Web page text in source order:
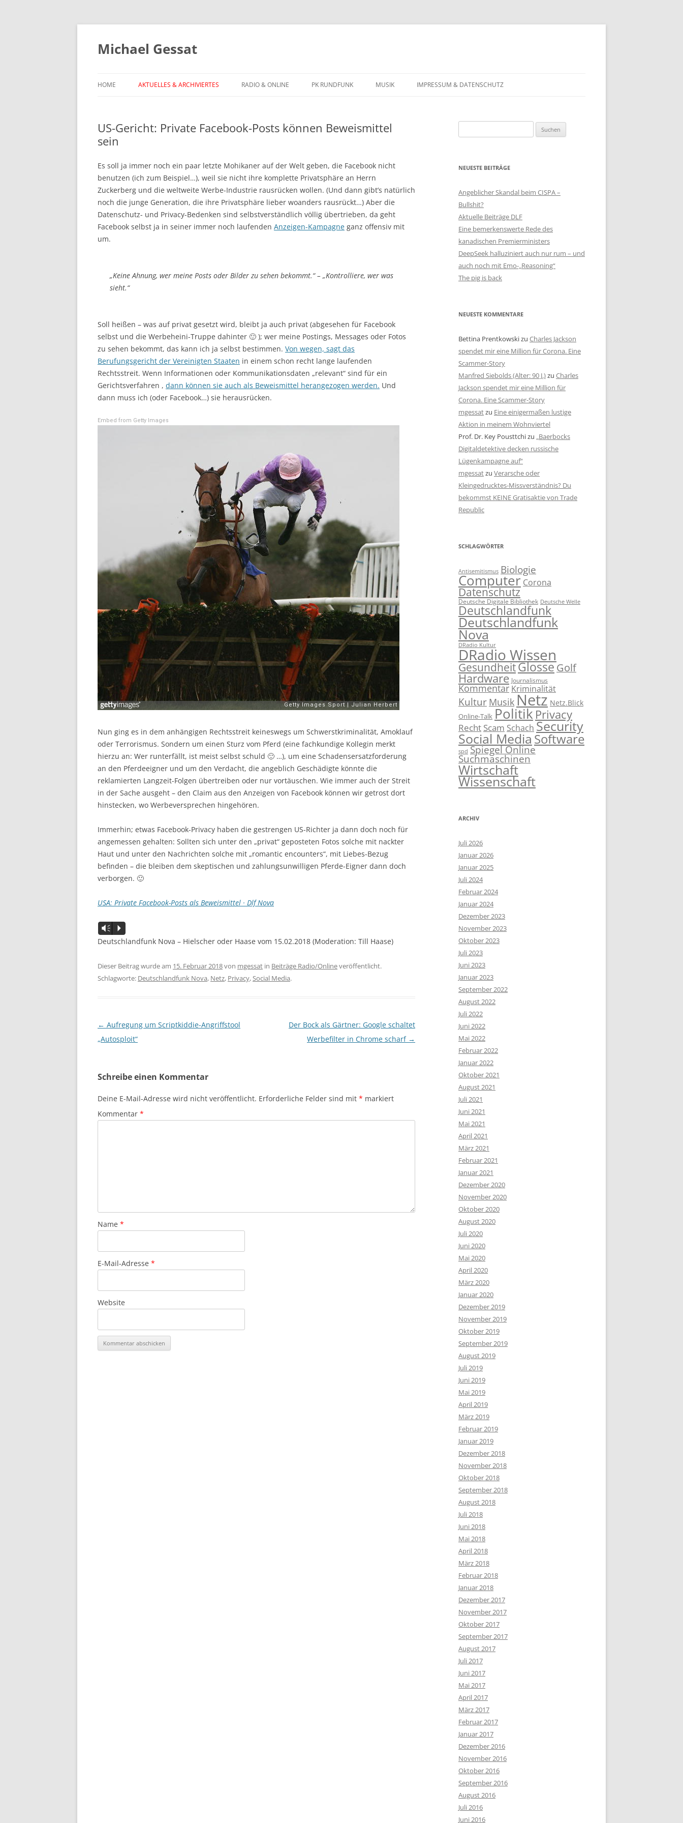
Michael Gessat
Inhalt
HOME AKTUELLES & ARCHIVIERTES RADIO & ONLINE PK RUNDFUNK MUSIK
KONZERTTERMINE
IMPRESSUM & DATENSCHUTZ
US-Gericht: Private Facebook-Posts können Beweismittel
sein
Es soll ja immer noch ein paar letzte Mohikaner auf der Welt geben, die Facebook nicht
benutzen (ich zum Beispiel…), weil sie nicht ihre komplette Privatsphäre an Herrn
Zuckerberg und die weltweite Werbe-Industrie rausrücken wollen. (Und dann gibt’s natürlich
noch die junge Generation, die ihre Privatsphäre lieber woanders rausrückt…) Aber die
Datenschutz- und Privacy-Bedenken sind selbstverständlich völlig übertrieben, da geht
Facebook selbst ja in seiner immer noch laufenden Anzeigen-Kampagne ganz offensiv mit
um.
„Keine Ahnung, wer meine Posts oder Bilder zu sehen bekommt.“ – „Kontrolliere, wer was
sieht.“
Soll heißen – was auf privat gesetzt wird, bleibt ja auch privat (abgesehen für Facebook
selbst und die Werbeheini-Truppe dahinter 🙂 ); wer meine Postings, Messages oder Fotos
zu sehen bekommt, das kann ich ja selbst bestimmen. Von wegen, sagt das
Berufungsgericht der Vereinigten Staaten in einem schon recht lange laufenden
Rechtsstreit. Wenn Informationen oder Kommunikationsdaten „relevant“ sind für ein
Gerichtsverfahren , dann können sie auch als Beweismittel herangezogen werden. Und
dann muss ich (oder Facebook…) sie herausrücken.
Embed from Getty Images
Nun ging es in dem anhängigen Rechtsstreit keineswegs um Schwerstkriminalität, Amoklauf
oder Terrorismus. Sondern um einen Sturz vom Pferd (eine fachkundige Kollegin merkt
hierzu an: Wer runterfällt, ist meist selbst schuld 🙂 …), um eine Schadensersatzforderung
an den Pferdeeigner und um den Verdacht, die angeblich Geschädigte könnte die
reklamierten Langzeit-Folgen übertreiben oder nur vortäuschen. Wie immer auch der Streit
in der Sache ausgeht – den Claim aus den Anzeigen von Facebook können wir getrost dort
hinstecken, wo Werbeversprechen hingehören.
Immerhin; etwas Facebook-Privacy haben die gestrengen US-Richter ja dann doch noch für
angemessen gehalten: Sollten sich unter den „privat“ geposteten Fotos solche mit nackter
Haut und unter den Nachrichten solche mit „romantic encounters“, mit Liebes-Bezug
befinden – die bleiben dem skeptischen und zahlungsunwilligen Pferde-Eigner dann doch
verborgen. 🙂
USA: Private Facebook-Posts als Beweismittel · Dlf Nova
Audio-
Player
Vm P
Deutschlandfunk Nova – Hielscher oder Haase vom 15.02.2018 (Moderation: Till Haase)
Dieser Beitrag wurde am 15. Februar 2018von mgessat in Beiträge Radio/Onlineveröffentlicht.
Schlagworte: Deutschlandfunk Nova, Netz, Privacy,Social Media.
Beitragsnavigation
← Aufregung um Scriptkiddie-Angriffstool
„Autosploit“
Der Bock als Gärtner: Google schaltet
Werbefilter in Chrome scharf →
Schreibe einen Kommentar
Deine E-Mail-Adresse wird nicht veröffentlicht. Erforderliche Felder sind mit * markiert
Kommentar *
Name *
E-Mail-Adresse *
Website
nach:
NEUESTE BEITRÄGE
Angeblicher Skandal beim CISPA –
Bullshit?
Aktuelle Beiträge DLF
Eine bemerkenswerte Rede des
kanadischen Premierministers
DeepSeek halluziniert auch nur rum – und
auch noch mit Emo-„Reasoning“
The pig is back
NEUESTE KOMMENTARE
Bettina Prentkowskizu Charles Jackson
spendet mir eine Million für Corona. Eine
Scammer-Story
Manfred Siebolds (Alter: 90 J.)zu Charles
Jackson spendet mir eine Million für
Corona. Eine Scammer-Story
mgessatzu Eine einigermaßen lustige
Aktion in meinem Wohnviertel
Prof. Dr. Key Pousttchizu „Baerbocks
Digitaldetektive decken russische
Lügenkampagne auf“
mgessatzu Verarsche oder
Kleingedrucktes-Missverständnis? Du
bekommst KEINE Gratisaktie von Trade
Republic
SCHLAGWÖRTER
Antisemitismus Biologie
Computer Corona
Datenschutz
Deutsche Digitale Bibliothek Deutsche Welle
Deutschlandfunk
Deutschlandfunk
Nova
DRadio Kultur
DRadio Wissen
GesundheitGlosseGolf
Hardware Journalismus
Kommentar Kriminalität
Kultur Musik Netz Netz.Blick
Online-Talk Politik Privacy
Recht Scam Schach Security
Social Media Software
spd Spiegel Online
Suchmaschinen
Wirtschaft
Wissenschaft
ARCHIV
Juli 2026
Januar 2026
Januar 2025
Juli 2024
Februar 2024
Januar 2024
Dezember 2023
November 2023
Oktober 2023
Juli 2023
Juni 2023
Januar 2023
September 2022
August 2022
Juli 2022
Juni 2022
Mai 2022
Februar 2022
Januar 2022
Oktober 2021
August 2021
Juli 2021
Juni 2021
Mai 2021
April 2021
März 2021
Februar 2021
Januar 2021
Dezember 2020
November 2020
Oktober 2020
August 2020
Juli 2020
Juni 2020
Mai 2020
April 2020
März 2020
Januar 2020
Dezember 2019
November 2019
Oktober 2019
September 2019
August 2019
Juli 2019
Juni 2019
Mai 2019
April 2019
März 2019
Februar 2019
Januar 2019
Dezember 2018
November 2018
Oktober 2018
September 2018
August 2018
Juli 2018
Juni 2018
Mai 2018
April 2018
März 2018
Februar 2018
Januar 2018
Dezember 2017
November 2017
Oktober 2017
September 2017
August 2017
Juli 2017
Juni 2017
Mai 2017
April 2017
März 2017
Februar 2017
Januar 2017
Dezember 2016
November 2016
Oktober 2016
September 2016
August 2016
Juli 2016
Juni 2016